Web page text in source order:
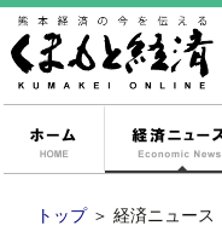
トップ ＞ 経済ニュース